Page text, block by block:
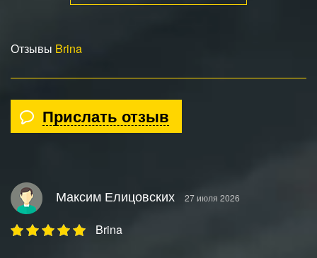
Отзывы Brina
Прислать отзыв
Максим Елицовских 27 июля 2026
Brina